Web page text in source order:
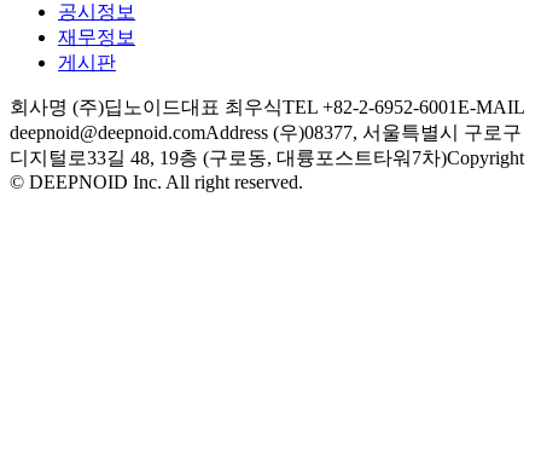
공시정보
재무정보
게시판
회사명 (주)딥노이드대표 최우식TEL +82-2-6952-6001E-MAIL
deepnoid@deepnoid.comAddress (우)08377, 서울특별시 구로구
디지털로33길 48, 19층 (구로동, 대륭포스트타워7차)Copyright
© DEEPNOID Inc. All right reserved.